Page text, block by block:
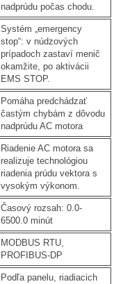
nadprúdu počas chodu.
Systém „emergency
stop“: v núdzových
prípadoch zastaví menič
okamžite, po aktivácii
EMS STOP.
Pomáha predchádzať
častým chybám z dôvodu
nadprúdu AC motora
Riadenie AC motora sa
realizuje technológiou
riadenia prúdu vektora s
vysokým výkonom.
Časový rozsah: 0.0-
6500.0 minút
MODBUS RTU,
PROFIBUS-DP
Podľa panelu, riadiacich